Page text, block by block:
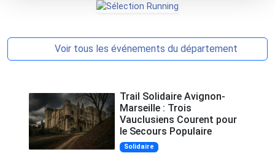
Voir tous les événements du département
Trail Solidaire Avignon-
Marseille : Trois
Vauclusiens Courent pour
le Secours Populaire
Solidaire